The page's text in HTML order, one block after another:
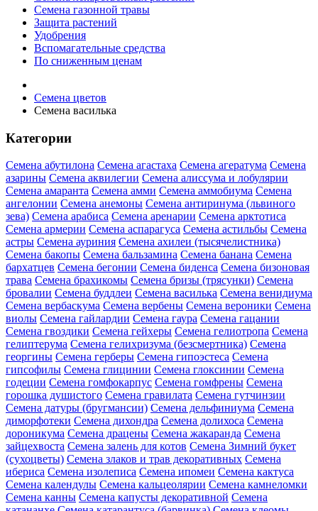
Семена газонной травы
Защита растений
Удобрения
Вспомагательные средства
По сниженным ценам
Семена цветов
Семена василька
Категории
Семена абутилона Семена агастаха Семена агератума Семена
азарины Семена аквилегии Семена алиссума и лобулярии
Семена амаранта Семена амми Семена аммобиума Семена
ангелонии Семена анемоны Семена антиринума (львиного
зева) Семена арабиса Семена аренарии Семена арктотиса
Семена армерии Семена аспарагуса Семена астильбы Семена
астры Семена ауриния Семена ахилеи (тысячелистника)
Семена бакопы Семена бальзамина Семена банана Семена
бархатцев Семена бегонии Семена биденса Семена бизоновая
трава Семена брахикомы Семена бризы (трясунки) Семена
бровалии Семена буддлеи Семена василька Семена венидиума
Семена вербаскума Семена вербены Семена вероники Семена
виолы Семена гайлардии Семена гаура Семена гацании
Семена гвоздики Семена гейхеры Семена гелиотропа Семена
гелиптерума Семена гелихризума (безсмертника) Семена
георгины Семена герберы Семена гипоэстеса Семена
гипсофилы Семена глицинии Семена глоксинии Семена
годеции Семена гомфокарпус Семена гомфрены Семена
горошка душистого Семена гравилата Семена гутчинзии
Семена датуры (бругмансии) Семена дельфиниума Семена
диморфотеки Семена дихондра Семена долихоса Семена
дороникума Семена драцены Семена жакаранда Семена
зайцехвоста Семена залень для котов Семена Зимний букет
(сухоцветы) Семена злаков и трав декоративных Семена
ибериса Семена изолеписа Семена ипомеи Семена кактуса
Семена календулы Семена кальцеолярии Семена камнеломки
Семена канны Семена капусты декоративной Семена